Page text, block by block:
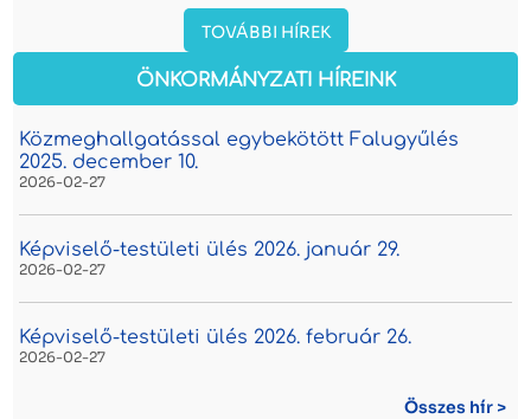
TOVÁBBI HÍREK
ÖNKORMÁNYZATI HÍREINK
Közmeghallgatással egybekötött Falugyűlés
2025. december 10.
2026-02-27
Képviselő-testületi ülés 2026. január 29.
2026-02-27
Képviselő-testületi ülés 2026. február 26.
2026-02-27
Összes hír >